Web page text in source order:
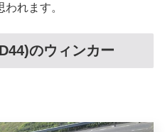
れます。
のウィンカー